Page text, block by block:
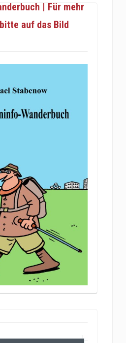
| Für mehr
auf das Bild